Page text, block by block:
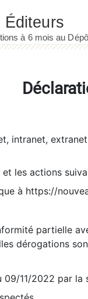
intranet,
les actions
à https://
partielle
dérogations
09/11/2022 par